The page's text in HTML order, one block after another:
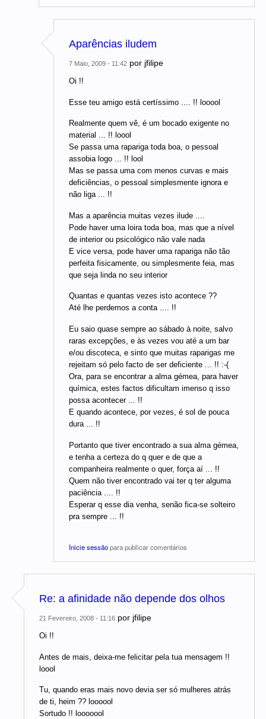
Aparências iludem
7 Maio, 2009 - 11:42 por jfilipe
Oi !!
Esse teu amigo está certíssimo .... !! looool
Realmente quem vê, é um bocado exigente no
material ... !! loool
Se passa uma rapariga toda boa, o pessoal
assobia logo ... !! lool
Mas se passa uma com menos curvas e mais
deficiências, o pessoal simplesmente ignora e
não liga ... !!
Mas a aparência muitas vezes ilude ....
Pode haver uma loira toda boa, mas que a nível
de interior ou psicológico não vale nada
E vice versa, pode haver uma rapariga não tão
perfeita fisicamente, ou simplesmente feia, mas
que seja linda no seu interior
Quantas e quantas vezes isto acontece ??
Até lhe perdemos a conta .... !!
Eu saio quase sempre ao sábado à noite, salvo
raras excepções, e às vezes vou até a um bar
e/ou discoteca, e sinto que muitas raparigas me
rejeitam só pelo facto de ser deficiente ... !! :-(
Ora, para se encontrar a alma gémea, para haver
química, estes factos dificultam imenso q isso
possa acontecer ... !!
E quando acontece, por vezes, é sol de pouca
dura ... !!
Portanto que tiver encontrado a sua alma gémea,
e tenha a certeza do q quer e de que a
companheira realmente o quer, força aí ... !!
Quem não tiver encontrado vai ter q ter alguma
paciência .... !!
Esperar q esse dia venha, senão fica-se solteiro
pra sempre ... !!
Inicie sessãopara publicar comentários
Re: a afinidade não depende dos olhos
21 Fevereiro, 2008 - 11:16 por jfilipe
Oi !!
Antes de mais, deixa-me felicitar pela tua mensagem !!
loool
Tu, quando eras mais novo devia ser só mulheres atrás
de ti, heim ?? loooool
Sortudo !! looooool